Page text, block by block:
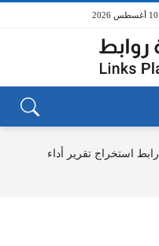
رابط استخراج تقرير أداء